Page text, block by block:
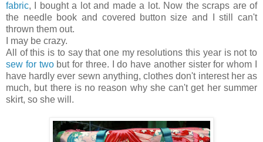
fabric, I bought a lot and made a lot. Now the scraps are of
the needle book and covered button size and I still can't
thrown them out.
I may be crazy.
All of this is to say that one my resolutions this year is not to
sew for twobut for three. I do have another sister for whom I
have hardly ever sewn anything, clothes don't interest her as
much, but there is no reason why she can't get her summer
skirt, so she will.